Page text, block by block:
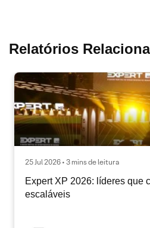
Relatórios
25 Jul 2026 • 3 mins de leitura
Expert XP 2026: líderes que
escaláveis